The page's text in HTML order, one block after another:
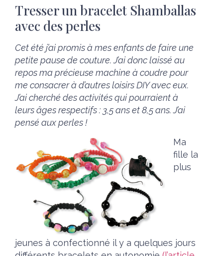
Tresser un bracelet Shamballas
avec des perles
Cet été j’ai promis à mes enfants de faire une
petite pause de couture. J’ai donc laissé au
repos ma précieuse machine à coudre pour
me consacrer à d’autres loisirs DIY avec eux.
J’ai cherché des activités qui pourraient à
leurs âges respectifs : 3,5 ans et 8,5 ans. J’ai
pensé aux perles !
Ma
fille la
plus
jeunes à confectionné il y a quelques jours